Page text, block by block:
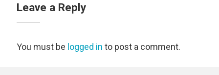
Leave a Reply
You must be logged in to post a comment.